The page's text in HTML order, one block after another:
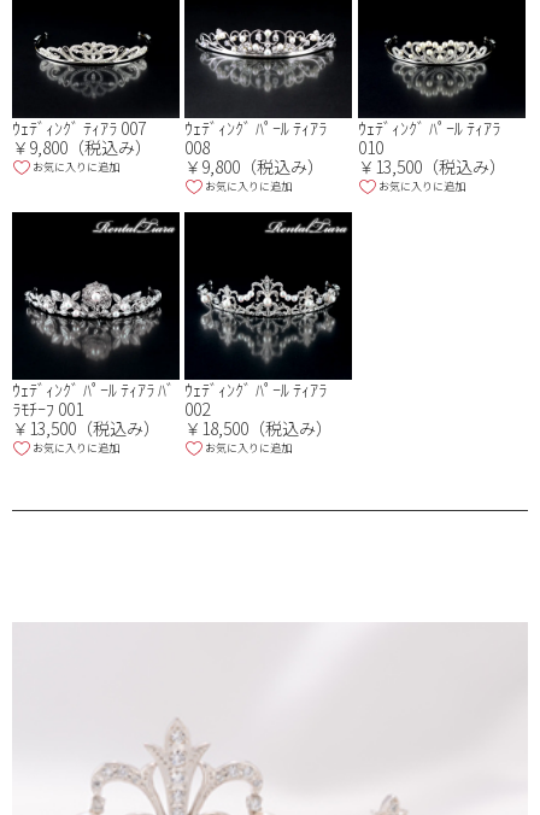
ｳｪﾃﾞｨﾝｸﾞ ﾃｨｱﾗ 007
￥9,800（税込み）
お気に入りに追加
ｳｪﾃﾞｨﾝｸﾞ ﾊﾟｰﾙ ﾃｨｱﾗ
008
￥9,800（税込み）
お気に入りに追加
ｳｪﾃﾞｨﾝｸﾞ ﾊﾟｰﾙ ﾃｨｱﾗ
010
￥13,500（税込み）
お気に入りに追加
ｳｪﾃﾞｨﾝｸﾞ ﾊﾟｰﾙ ﾃｨｱﾗ ﾊﾞ
ﾗﾓﾁｰﾌ 001
￥13,500（税込み）
お気に入りに追加
ｳｪﾃﾞｨﾝｸﾞ ﾊﾟｰﾙ ﾃｨｱﾗ
002
￥18,500（税込み）
お気に入りに追加